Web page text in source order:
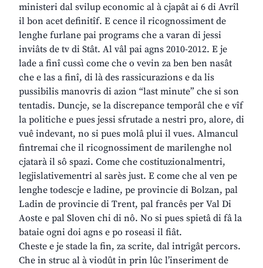
ministeri dal svilup economic al à cjapât ai 6 di Avrîl
il bon acet definitîf. E cence il ricognossiment de
lenghe furlane pai programs che a varan di jessi
inviâts de tv di Stât. Al vâl pai agns 2010-2012. E je
lade a finî cussì come che o vevin za ben ben nasât
che e las a finî, di là des rassicurazions e da lis
pussibilis manovris di azion “last minute” che si son
tentadis. Duncje, se la discrepance temporâl che e vîf
la politiche e pues jessi sfrutade a nestri pro, alore, di
vuê indevant, no si pues molâ plui il vues. Almancul
fintremai che il ricognossiment de marilenghe nol
cjatarà il sô spazi. Come che costituzionalmentri,
legjislativementri al sarès just. E come che al ven pe
lenghe todescje e ladine, pe provincie di Bolzan, pal
Ladin de provincie di Trent, pal francês per Val Di
Aoste e pal Sloven chi di nô. No si pues spietâ di fâ la
bataie ogni doi agns e po roseasi il fiât.
Cheste e je stade la fin, za scrite, dal intrigât percors.
Che in struc al à viodût in prin lûc l’inseriment de